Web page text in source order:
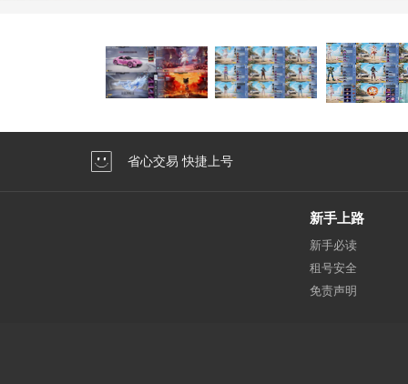
省心交易 快捷上号
新手上路
新手必读
租号安全
免责声明